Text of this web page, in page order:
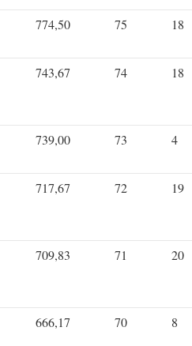
774,50 75 18
743,67 74 18
739,00 73 4
717,67 72 19
709,83 71 20
666,17 70 8